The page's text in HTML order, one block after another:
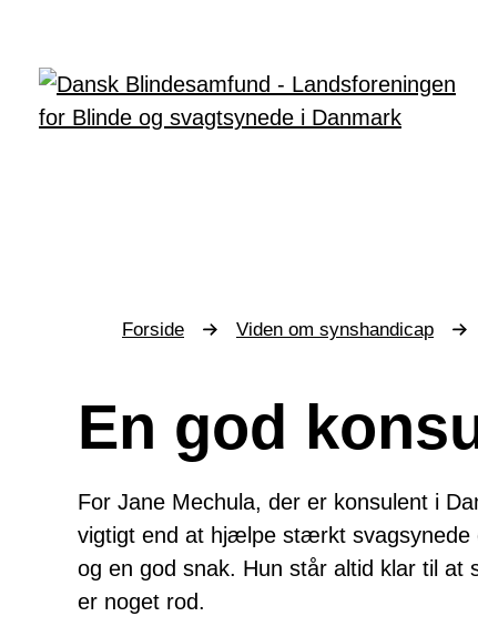
her:
Forside Viden om synshandicap
En god
For Jane Mechula, der er konsulent i
vigtigt end at hjælpe stærkt svagsynede
og en god snak. Hun står altid klar til at
er noget rod.